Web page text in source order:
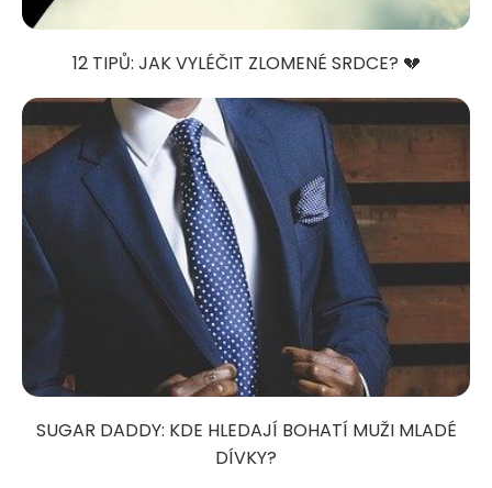
12 TIPŮ: JAK VYLÉČIT ZLOMENÉ SRDCE? 💔
SUGAR DADDY: KDE HLEDAJÍ BOHATÍ MUŽI MLADÉ
DÍVKY?